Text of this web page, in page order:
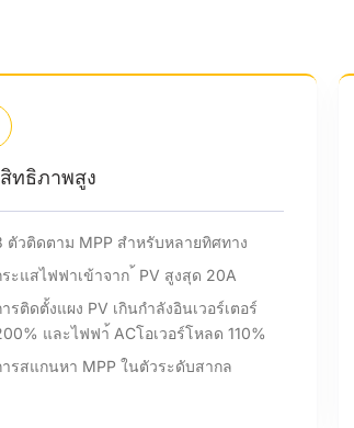
ความปลอดภัยที่มันใจได
Type II SPD ทางฝั่ ง AC และ DC
พร้อมสําหรับฟังก์ชนปิดระบบอย่างรวดเร็ว ั
การรองรับ AFCI (ตัวเลือกเสริม)